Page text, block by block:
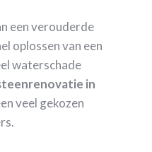
een verouderde
oplossen van een
waterschade
in
veel gekozen